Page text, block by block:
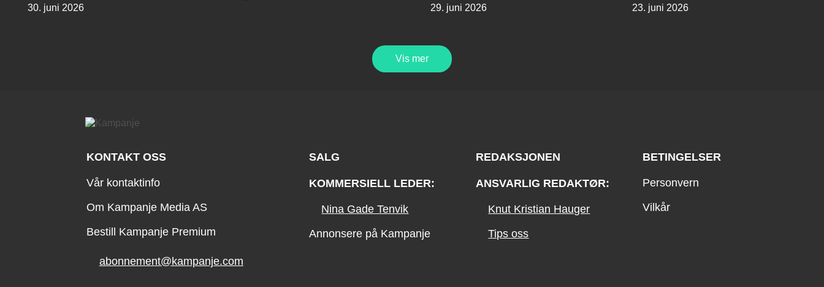
30. juni 2026 29. juni 2026 23. juni 2026
Vis mer
KONTAKT OSS
Vår kontaktinfo
Om Kampanje Media AS
Bestill Kampanje Premium
abonnement@kampanje.com
SALG
KOMMERSIELL LEDER:
Nina Gade Tenvik
Annonsere på Kampanje
REDAKSJONEN
ANSVARLIG REDAKTØR:
Knut Kristian Hauger
Tips oss
BETINGELSER
Personvern
Vilkår